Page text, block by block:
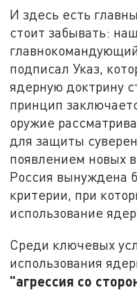
И здесь есть
стоит забывать:
подписал Указ,
ядерную доктрину
принцип
оружие
для защиты
появлением новых
Россия вынуждена
критерии, при
использование
Среди ключевых
использования
"агрессия со